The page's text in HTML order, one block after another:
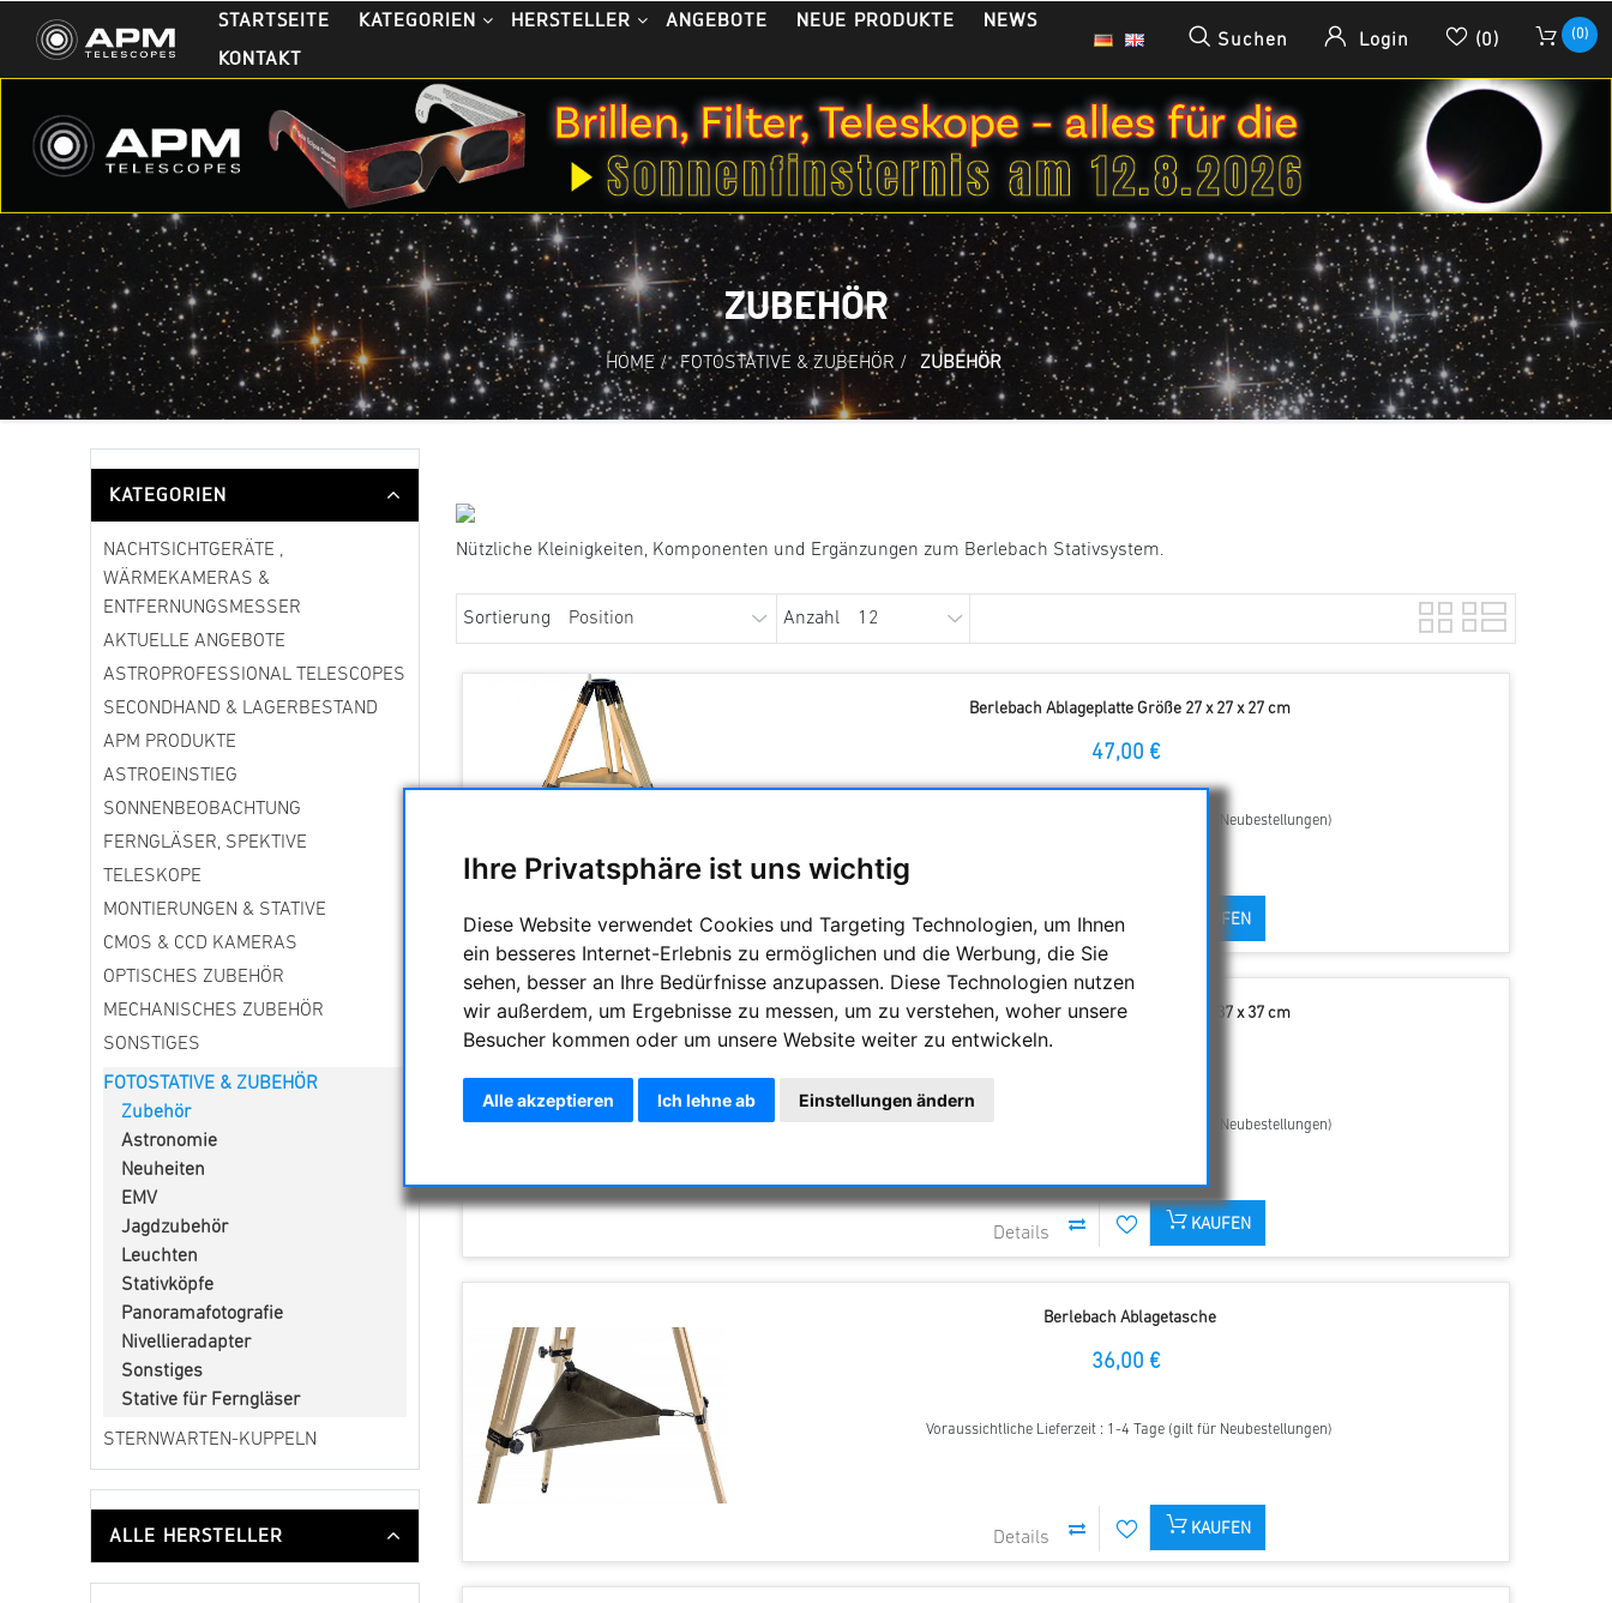
Ihre Privatsphäre ist uns wichtig
Diese Website verwendet Cookies und Targeting Technologien, um Ihnen
ein besseres Internet-Erlebnis zu ermöglichen und die Werbung, die Sie
sehen, besser an Ihre Bedürfnisse anzupassen. Diese Technologien nutzen
wir außerdem, um Ergebnisse zu messen, um zu verstehen, woher unsere
Besucher kommen oder um unsere Website weiter zu entwickeln.
Alle akzeptieren Ich lehne ab Einstellungen ändern
STARTSEITE KATEGORIEN HERSTELLER ANGEBOTE NEUE PRODUKTE
NEWS
KONTAKT
Suchen Login (0) (0)
ZUBEHÖR
HOME / FOTOSTATIVE & ZUBEHÖR / ZUBEHÖR
KATEGORIEN
NACHTSICHTGERÄTE ,
WÄRMEKAMERAS &
ENTFERNUNGSMESSER
AKTUELLE ANGEBOTE
ASTROPROFESSIONAL TELESCOPES
SECONDHAND & LAGERBESTAND
APM PRODUKTE
ASTROEINSTIEG
SONNENBEOBACHTUNG
FERNGLÄSER, SPEKTIVE
TELESKOPE
MONTIERUNGEN & STATIVE
CMOS & CCD KAMERAS
OPTISCHES ZUBEHÖR
MECHANISCHES ZUBEHÖR
SONSTIGES
FOTOSTATIVE & ZUBEHÖR
Zubehör
Astronomie
Neuheiten
EMV
Jagdzubehör
Leuchten
Stativköpfe
Panoramafotografie
Nivellieradapter
Sonstiges
Stative für Ferngläser
STERNWARTEN-KUPPELN
ALLE HERSTELLER
Nützliche Kleinigkeiten, Komponenten und Ergänzungen zum Berlebach Stativsystem.
Sortierung Anzahl
Berlebach Ablageplatte Größe 27 x 27 x 27 cm
47,00 €
Voraussichtliche Lieferzeit : 1-4 Tage (gilt für Neubestellungen)
KAUFEN
Berlebach Ablageplatte Größe 37 x 37 x 37 cm
Voraussichtliche Lieferzeit : 1-4 Tage (gilt für Neubestellungen)
KAUFEN
Berlebach Ablagetasche
36,00 €
Voraussichtliche Lieferzeit : 1-4 Tage (gilt für Neubestellungen)
KAUFEN